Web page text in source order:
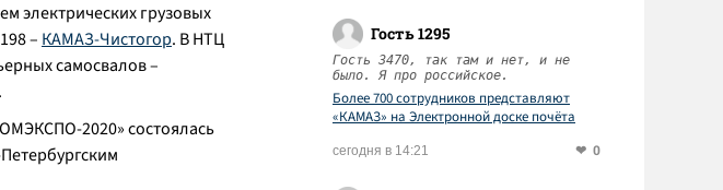
электрических грузовых
– КАМАЗ-Чистогор. В НТЦ
самосвалов –
2020» состоялась
Гость 1295
Гость 3470, так там и нет, и не
было. Я про российское.
Более 700 сотрудников представляют
«КАМАЗ» на Электронной доске почёта
сегодня в 14:21 0